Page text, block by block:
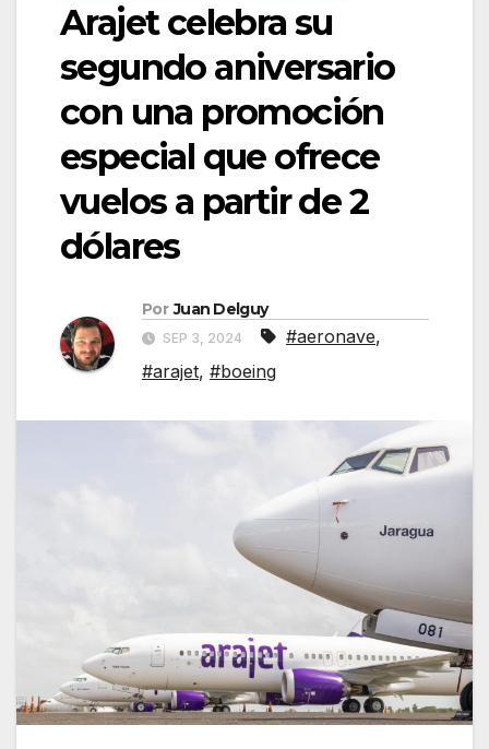
Arajet celebra su
segundo aniversario
con una promoción
especial que ofrece
vuelos a partir de 2
dólares
Por Juan Delguy
SEP 3, 2024 #aeronave,
#arajet, #boeing